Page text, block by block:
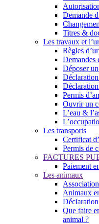
Demande
Titres &
Les travaux et
Règles
Demandes
Déposer
Permis
Ouvrir un
L’eau &
Les transports
Certificat
Permis de
FACTURES
Paiement
Les animaux
Animaux
Que faire
animal ?